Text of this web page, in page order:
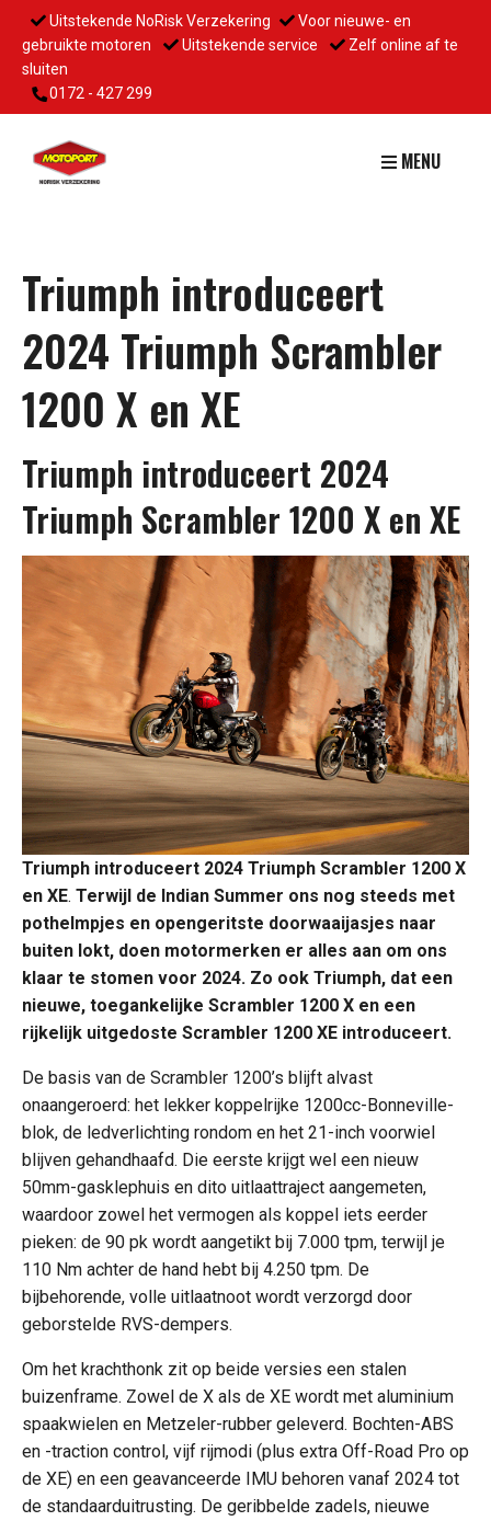
Uitstekende NoRisk Verzekering
Voor nieuwe- en
gebruikte motoren
Uitstekende service
Zelf online af te
sluiten
0172 - 427 299
MENU
Triumph introduceert
2024 Triumph Scrambler
1200 X en XE
Triumph introduceert 2024
Triumph Scrambler 1200 X en XE
Triumph introduceert 2024 Triumph Scrambler 1200 X
en XE. Terwijl de Indian Summer ons nog steeds met
pothelmpjes en opengeritste doorwaaijasjes naar
buiten lokt, doen motormerken er alles aan om ons
klaar te stomen voor 2024. Zo ook Triumph, dat een
nieuwe, toegankelijke Scrambler 1200 X en een
rijkelijk uitgedoste Scrambler 1200 XE introduceert.
De basis van de Scrambler 1200’s blijft alvast
onaangeroerd: het lekker koppelrijke 1200cc-Bonneville-
blok, de ledverlichting rondom en het 21-inch voorwiel
blijven gehandhaafd. Die eerste krijgt wel een nieuw
50mm-gasklephuis en dito uitlaattraject aangemeten,
waardoor zowel het vermogen als koppel iets eerder
pieken: de 90 pk wordt aangetikt bij 7.000 tpm, terwijl je
110 Nm achter de hand hebt bij 4.250 tpm. De
bijbehorende, volle uitlaatnoot wordt verzorgd door
geborstelde RVS-dempers.
Om het krachthonk zit op beide versies een stalen
buizenframe. Zowel de X als de XE wordt met aluminium
spaakwielen en Metzeler-rubber geleverd. Bochten-ABS
en -traction control, vijf rijmodi (plus extra Off-Road Pro op
de XE) en een geavanceerde IMU behoren vanaf 2024 tot
de standaarduitrusting. De geribbelde zadels, nieuwe